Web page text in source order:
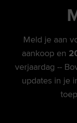
Meld je aan
aankoop en
verjaardag --
updates in je